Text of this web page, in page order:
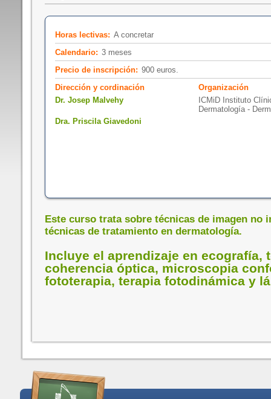
Horas lectivas: A concretar
Calendario: 3 meses
Precio de inscripción: 900 euros.
Dirección y cordinación
Dr. Josep Malvehy
Dra. Priscila Giavedoni
Organización
ICMiD Instituto
Dermatología -
Este curso trata sobre técnicas de imagen no
técnicas de tratamiento en dermatología.
Incluye el aprendizaje en ecografía,
coherencia óptica, microscopia
fototerapia, terapia fotodinámica y